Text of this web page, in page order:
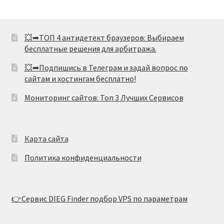
💥➦ТОП 4 антидетект браузеров: Выбираем
бесплатные решения для арбитража.
💥➦Подпишись в Телеграм и задай вопрос по
сайтам и хостингам бесплатно!
Мониторинг сайтов: Топ 3 Лучших Сервисов
Карта сайта
Политика конфиденциальности
👉Сервис DIEG Finder подбор VPS по параметрам